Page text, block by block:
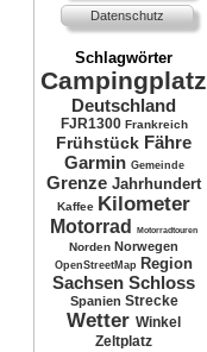
Datenschutz
Schlagwörter
Campingplatz
Deutschland
FJR1300 Frankreich
Frühstück Fähre
Garmin Gemeinde
Grenze Jahrhundert
Kaffee Kilometer
Motorrad Motorradtouren
Norden Norwegen
OpenStreetMap Region
Sachsen Schloss
Spanien Strecke
Wetter Winkel
Zeltplatz